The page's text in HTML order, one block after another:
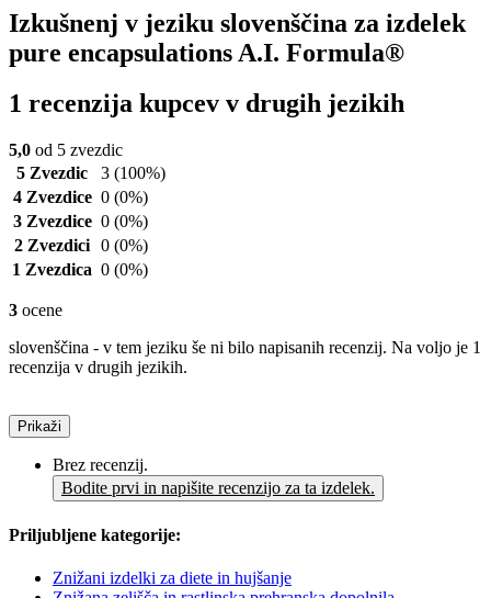
Izkušnenj v jeziku slovenščina za izdelek
pure encapsulations A.I. Formula®
1 recenzija kupcev v drugih jezikih
5,0 od 5 zvezdic
5 Zvezdic
3 (100%)
4 Zvezdice 0 (0%)
3 Zvezdice 0 (0%)
2 Zvezdici 0 (0%)
1 Zvezdica 0 (0%)
3 ocene
slovenščina - v tem jeziku še ni bilo napisanih recenzij. Na voljo je 1
recenzija v drugih jezikih.
Prikaži
Brez recenzij.
Bodite prvi in napišite recenzijo za ta izdelek.
Priljubljene kategorije:
Znižani izdelki za diete in hujšanje